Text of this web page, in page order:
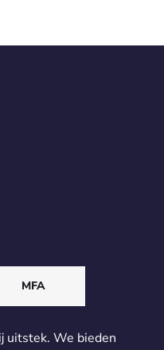
MFA
uitstek. We bieden